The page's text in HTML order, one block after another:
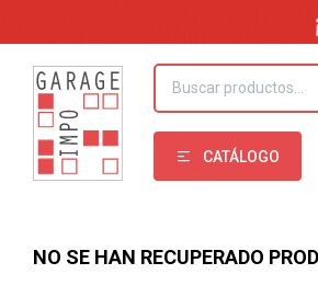
CATÁLOGO
NO SE HAN RECUPERADO